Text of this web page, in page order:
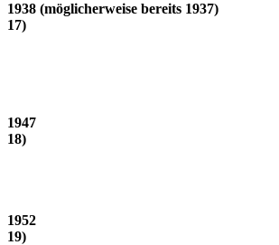
1938 (möglicherweise bereits 1937)
17)
1947
18)
1952
19)